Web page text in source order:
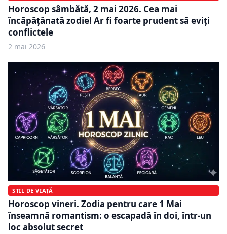
Horoscop sâmbătă, 2 mai 2026. Cea mai
încăpățânată zodie! Ar fi foarte prudent să eviți
conflictele
2 mai 2026
STIL DE VIAȚĂ
Horoscop vineri. Zodia pentru care 1 Mai
înseamnă romantism: o escapadă în doi, într-un
loc absolut secret